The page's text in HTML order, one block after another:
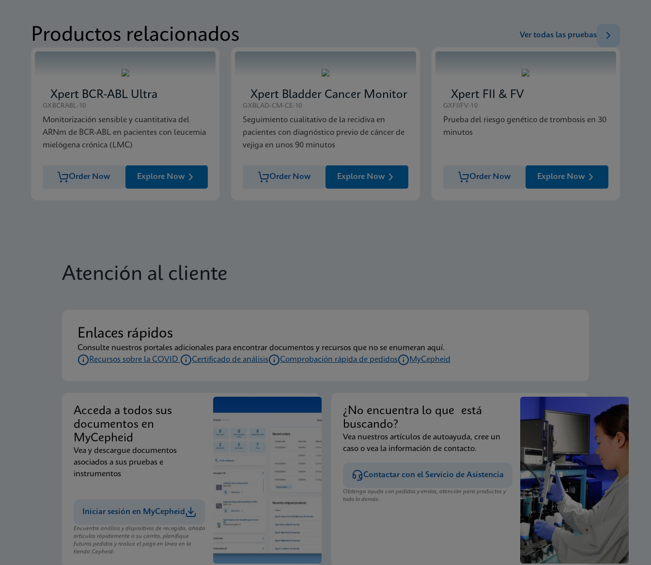
Folleto Xpert Bladder Cancer Detection Brochure CE-IVD (English)
FDSM/FDS Xpert Bladder Cancer Detection SDS CE-IVD (Spanish)
Productos relacionados Ver todas las pruebas
Xpert BCR-ABL Ultra
GXBCRABL-10
Monitorización sensible y cuantitativa del
ARNm de BCR-ABL en pacientes con leucemia
mielógena crónica (LMC)
Order Now Explore Now
Xpert Bladder Cancer Monitor
GXBLAD-CM-CE-10
Seguimiento cualitativo de la recidiva en
pacientes con diagnóstico previo de cáncer de
vejiga en unos 90 minutos
Order Now Explore Now
Xpert FII & FV
GXFIIFV-10
Prueba del riesgo genético de trombosis en 30
minutos
Order Now Explore Now
Atención al cliente
Enlaces rápidos
Consulte nuestros portales adicionales para encontrar documentos y recursos que no se enumeran aquí.
Recursos sobre la COVID
Certificado de análisis Comprobación rápida de pedidos MyCepheid
Acceda a todos sus
documentos en
MyCepheid
Vea y descargue documentos
asociados a sus pruebas e
instrumentos
Iniciar sesión en MyCepheid
Encuentre análisis y dispositivos de recogida, añada
artículos rápidamente a su carrito, planifique
futuros pedidos y realice el pago en línea en la
tienda Cepheid.
¿No encuentra lo que está
buscando?
Vea nuestros artículos de autoayuda, cree un
caso o vea la información de contacto.
Contactar con el Servicio de Asistencia
Obtenga ayuda con pedidos y envíos, atención para productos y
todo lo demás.